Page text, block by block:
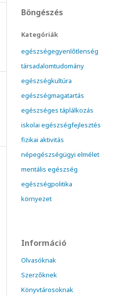
Böngészés
Kategóriák
egészségegyenlőtlenség
társadalomtudomány
egészségkultúra
egészségmagatartás
egészséges táplálkozás
iskolai egészségfejlesztés
fizikai aktivitás
népegészségügyi elmélet
mentális egészség
egészségpolitika
környezet
Információ
Olvasóknak
Szerzőknek
Könyvtárosoknak